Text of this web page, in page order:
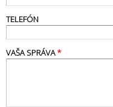
TELEFÓN
VAŠA SPRÁVA*